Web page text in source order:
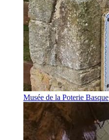
Musée de la Poterie Basque